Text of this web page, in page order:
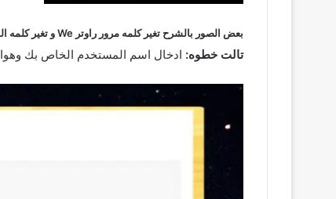
بعض الصور بالشرح تغير كلمه مرور راوتر We و تغير كلمه المرور راوتر Te Data
تالت خطوه: ادخال اسم المستخدم الخاص بك وهوا admin الافتراضي وكلمة المرور الخاصه بك هتلاقيها على ضهر الراوتر الخاص بك .